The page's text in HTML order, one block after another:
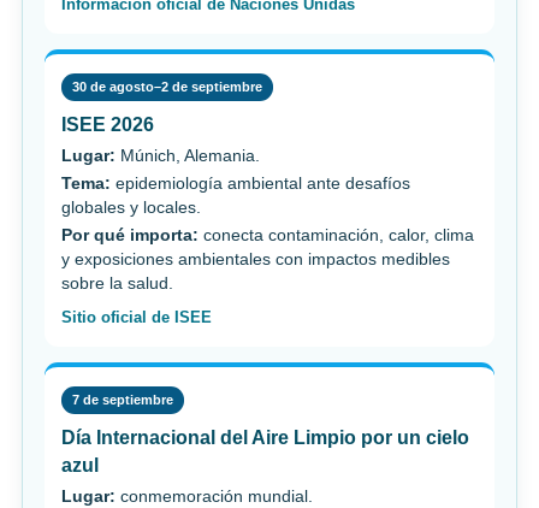
Información oficial de Naciones Unidas
30 de agosto–2 de septiembre
ISEE 2026
Lugar: Múnich, Alemania.
Tema: epidemiología ambiental ante desafíos
globales y locales.
Por qué importa: conecta contaminación, calor, clima
y exposiciones ambientales con impactos medibles
sobre la salud.
Sitio oficial de ISEE
7 de septiembre
Día Internacional del Aire Limpio por un cielo
azul
Lugar: conmemoración mundial.